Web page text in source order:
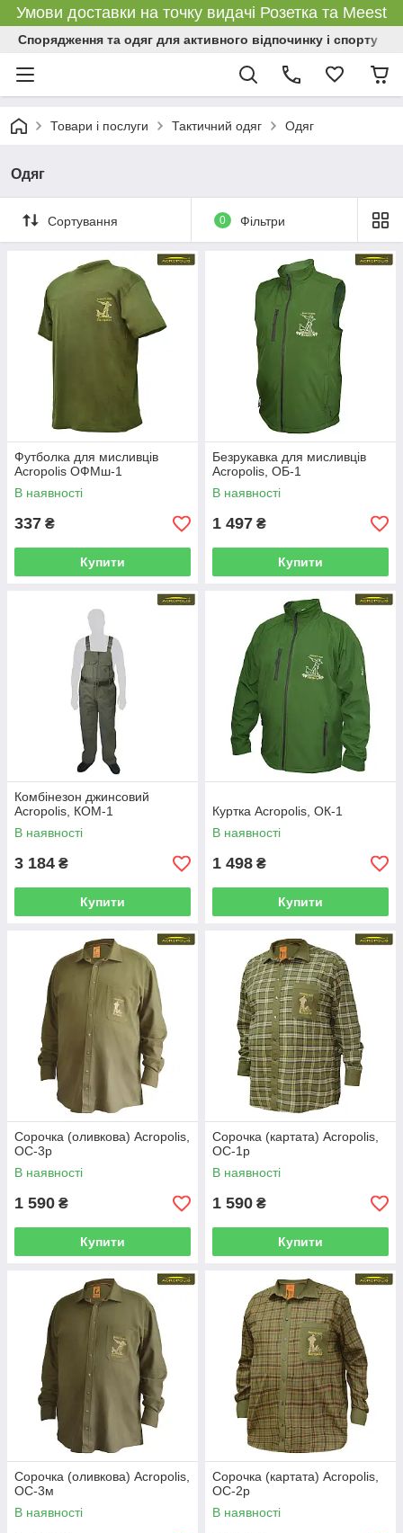
Умови доставки на точку видачі Розетка та Meest
Спорядження та одяг для активного відпочинку і спорту
Товари і послуги Тактичний одяг Одяг
Одяг
Сортування 0 Фільтри
Футболка для мисливців
Acropolis ОФМш-1
В наявності
337 ₴
Купити
Безрукавка для мисливців
Acropolis, ОБ-1
В наявності
1 497 ₴
Купити
Комбінезон джинсовий
Acropolis, КОМ-1
В наявності
3 184 ₴
Купити
Куртка Acropolis, ОК-1
В наявності
1 498 ₴
Купити
Сорочка (оливкова) Acropolis,
ОС-3р
В наявності
1 590 ₴
Купити
Сорочка (картата) Acropolis,
ОС-1р
В наявності
1 590 ₴
Купити
Сорочка (оливкова) Acropolis,
ОС-3м
В наявності
Сорочка (картата) Acropolis,
ОС-2р
В наявності